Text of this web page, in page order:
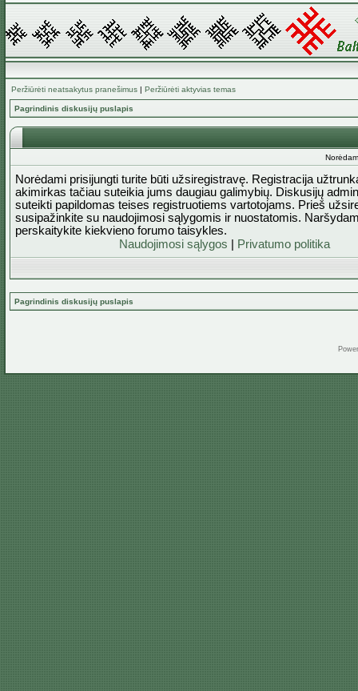
Peržiūrėti neatsakytus pranešimus | Peržiūrėti aktyvias temas
Pagrindinis diskusijų puslapis
Norėdami prisijungti turite būti užsiregistravę. Registracija
akimirkas tačiau suteikia jums daugiau galimybių. Diskusijų
suteikti papildomas teises registruotiems vartotojams. Prieš
susipažinkite su naudojimosi sąlygomis ir nuostatomis.
perskaitykite kiekvieno forumo taisykles.
Naudojimosi sąlygos
Privatumo politika
Pagrindinis diskusijų puslapis